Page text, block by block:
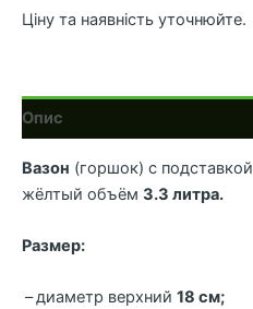
Ціну та наявність уточнюйте.
Опис
Вазон (горшок) с подставкой
жёлтый объём 3.3 литра.
Размер:
–диаметр верхний 18 см;